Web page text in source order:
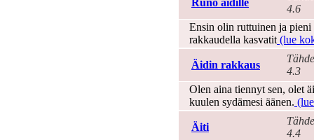
Runo äidille
4.6
Ensin olin ruttuinen ja
rakkaudella kasvatit (lue
Äidin rakkaus
4.3
Olen aina tiennyt sen, olet
kuulen sydämesi äänen.
Äiti
4.4